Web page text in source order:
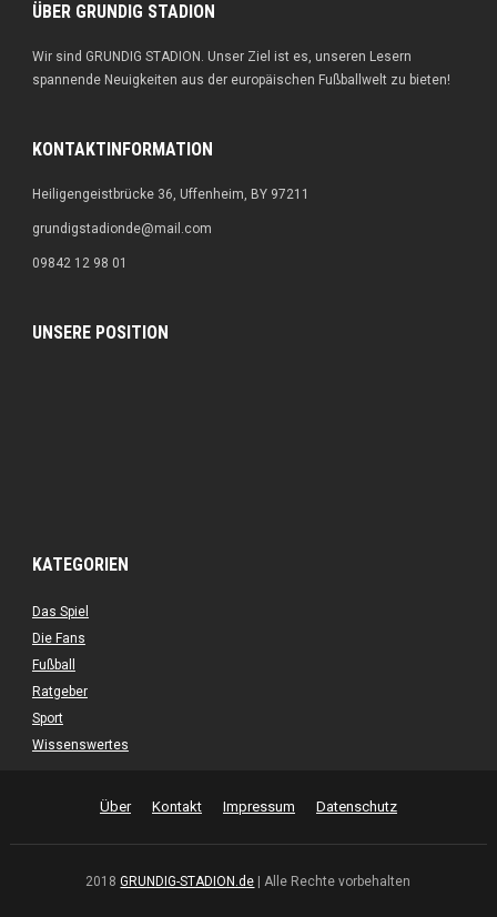
ÜBER GRUNDIG STADION
Wir sind GRUNDIG STADION. Unser Ziel ist es, unseren Lesern
spannende Neuigkeiten aus der europäischen Fußballwelt zu bieten!
KONTAKTINFORMATION
Heiligengeistbrücke 36, Uffenheim, BY 97211
grundigstadionde@mail.com
09842 12 98 01
UNSERE POSITION
KATEGORIEN
Das Spiel
Die Fans
Fußball
Ratgeber
Sport
Wissenswertes
Über Kontakt Impressum Datenschutz
2018GRUNDIG-STADION.de | Alle Rechte vorbehalten